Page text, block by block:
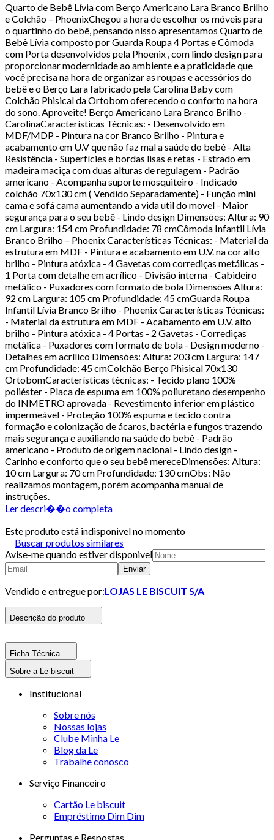
Quarto de Bebê Lívia com Berço Americano Lara Branco Brilho
e Colchão – PhoenixChegou a hora de escolher os móveis para
o quartinho do bebê, pensando nisso apresentamos Quarto de
Bebê Lívia composto por Guarda Roupa 4 Portas e Cômoda
com Porta desenvolvidos pela Phoenix , com lindo design para
proporcionar modernidade ao ambiente e a praticidade que
você precisa na hora de organizar as roupas e acessórios do
bebê e o Berço Lara fabricado pela Carolina Baby com
Colchão Phisical da Ortobom oferecendo o conforto na hora
do sono. Aproveite! Berço Americano Lara Branco Brilho -
CarolinaCaracterísticas Técnicas: - Desenvolvido em
MDF/MDP - Pintura na cor Branco Brilho - Pintura e
acabamento em U.V que não faz mal a saúde do bebê - Alta
Resistência - Superfícies e bordas lisas e retas - Estrado em
madeira maciça com duas alturas de regulagem - Padrão
americano - Acompanha suporte mosquiteiro - Indicado
colchão 70x130 cm ( Vendido Separadamente) - Função mini
cama e sofá cama aumentando a vida util do movel - Maior
segurança para o seu bebê - Lindo design Dimensões: Altura: 90
cm Largura: 154 cm Profundidade: 78 cmCômoda Infantil Lívia
Branco Brilho – Phoenix Características Técnicas: - Material da
estrutura em MDF - Pintura e acabamento em U.V. na cor alto
brilho - Pintura atóxica - 4 Gavetas com corrediças metálicas -
1 Porta com detalhe em acrílico - Divisão interna - Cabideiro
metálico - Puxadores com formato de bola Dimensões Altura:
92 cm Largura: 105 cm Profundidade: 45 cmGuarda Roupa
Infantil Lívia Branco Brilho - Phoenix Características Técnicas:
- Material da estrutura em MDF - Acabamento em U.V. alto
brilho - Pintura atóxica - 4 Portas - 2 Gavetas - Corrediças
metálica - Puxadores com formato de bola - Design moderno -
Detalhes em acrílico Dimensões: Altura: 203 cm Largura: 147
cm Profundidade: 45 cmColchão Berço Phisical 70x130
OrtobomCaracterísticas técnicas: - Tecido plano 100%
poliéster - Placa de espuma em 100% poliuretano desempenho
do INMETRO aprovada - Revestimento inferior em plástico
impermeável - Proteção 100% espuma e tecido contra
formação e colonização de ácaros, bactéria e fungos trazendo
mais segurança e auxiliando na saúde do bebê - Padrão
americano - Produto de origem nacional - Lindo design -
Carinho e conforto que o seu bebê mereceDimensões: Altura:
10 cm Largura: 70 cm Profundidade: 130 cmObs: Não
realizamos montagem, porém acompanha manual de
instruções.
Ler descri��o completa
Este produto está indisponivel no momento
Buscar produtos similares
Avise-me quando estiver disponivel
Enviar
Vendido e entregue por:LOJAS LE BISCUIT S/A
Descrição do produto
Ficha Técnica
Sobre a Le biscuit
Institucional
Sobre nós
Nossas lojas
Clube Minha Le
Blog da Le
Trabalhe conosco
Serviço Financeiro
Cartão Le biscuit
Empréstimo Dim Dim
Perguntas e Respostas